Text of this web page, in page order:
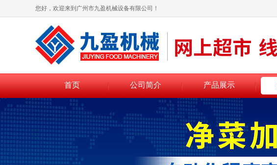
您好，欢迎来到广州市九盈机械设备有限公司！
首页 公司简介 产品展示